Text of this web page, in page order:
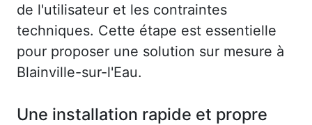
de l'utilisateur et les contraintes
techniques. Cette étape est essentielle
pour proposer une solution sur mesure à
Blainville-sur-l'Eau.
Une installation rapide et propre